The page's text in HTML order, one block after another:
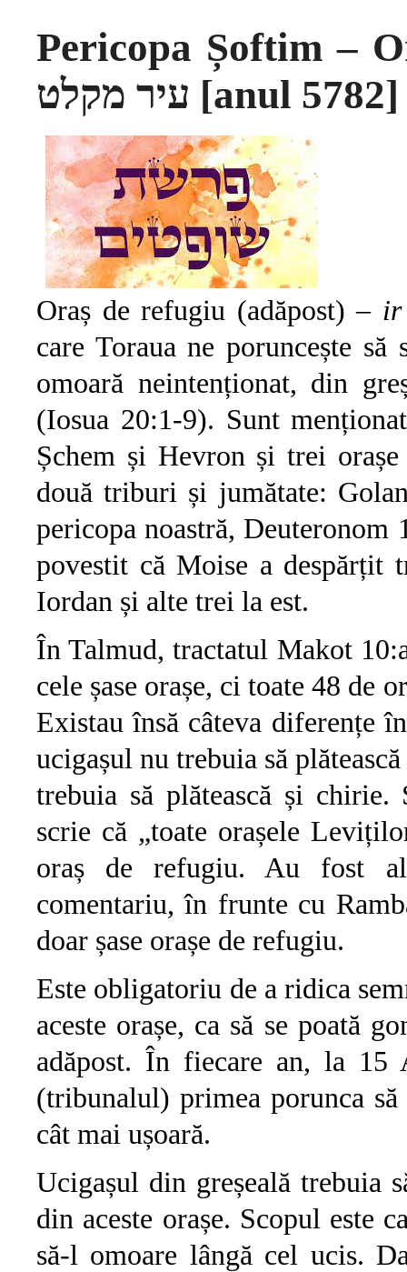
Pericopa Șoftim –
עיר מקלט [anul 5782]
Oraș de refugiu (adăpost) – ir
care Toraua ne poruncește
omoară neintenționat, din
(Iosua 20:1-9). Sunt
Șchem și Hevron și trei
două triburi și jumătate:
pericopa noastră,
povestit că Moise a despărțit
Iordan și alte trei la est.
În Talmud, tractatul Makot
cele șase orașe, ci toate 48 de
Existau însă câteva diferențe
ucigașul nu trebuia să
trebuia să plătească și
scrie că „toate orașele
oraș de refugiu. Au fost
comentariu, în frunte cu
doar șase orașe de refugiu.
Este obligatoriu de a ridica
aceste orașe, ca să se poată
adăpost. În fiecare an, la
(tribunalul) primea porunca
cât mai ușoară.
Ucigașul din greșeală trebuia
din aceste orașe. Scopul este
să-l omoare lângă cel ucis.